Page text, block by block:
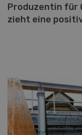
Produzentin für
zieht eine